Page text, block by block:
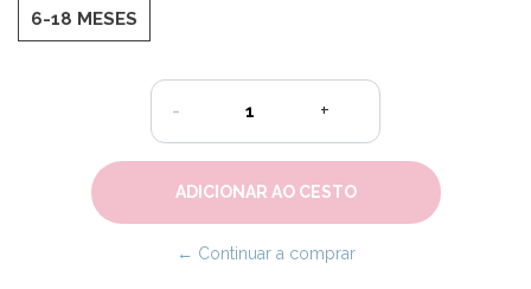
6-18 MESES
- +
← Continuar a comprar